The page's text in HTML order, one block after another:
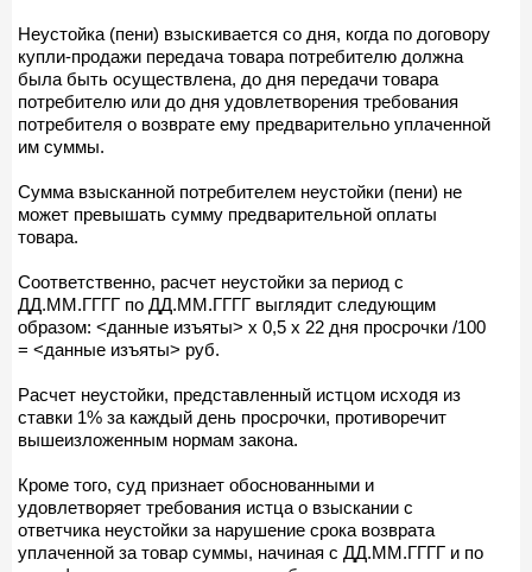
Неустойка (пени) взыскивается со дня, когда по договору
купли-продажи передача товара потребителю должна
была быть осуществлена, до дня передачи товара
потребителю или до дня удовлетворения требования
потребителя о возврате ему предварительно уплаченной
им суммы.
Сумма взысканной потребителем неустойки (пени) не
может превышать сумму предварительной оплаты
товара.
Соответственно, расчет неустойки за период с
ДД.ММ.ГГГГ по ДД.ММ.ГГГГ выглядит следующим
образом: <данные изъяты> х 0,5 х 22 дня просрочки /100
= <данные изъяты> руб.
Расчет неустойки, представленный истцом исходя из
ставки 1% за каждый день просрочки, противоречит
вышеизложенным нормам закона.
Кроме того, суд признает обоснованными и
удовлетворяет требования истца о взыскании с
ответчика неустойки за нарушение срока возврата
уплаченной за товар суммы, начиная с ДД.ММ.ГГГГ и по